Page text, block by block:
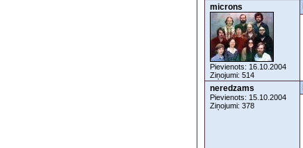
microns
Pievienots: 16.10.2004
Ziņojumi: 514
neredzams
Pievienots: 15.10.2004
Ziņojumi: 378